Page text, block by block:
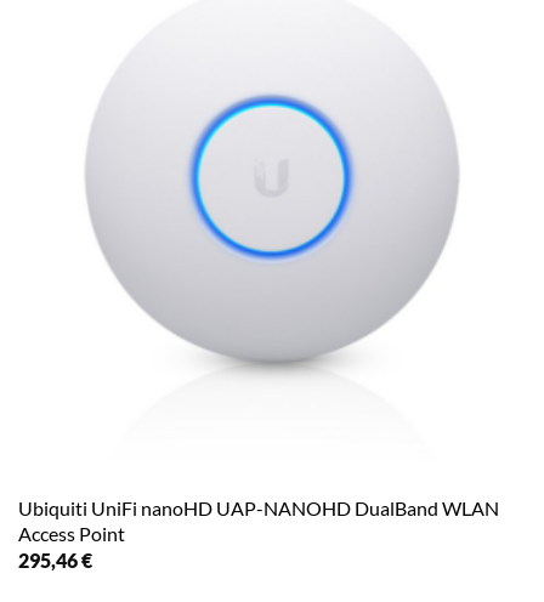
Ubiquiti UniFi nanoHD UAP-NANOHD DualBand WLAN
Access Point
295,46€